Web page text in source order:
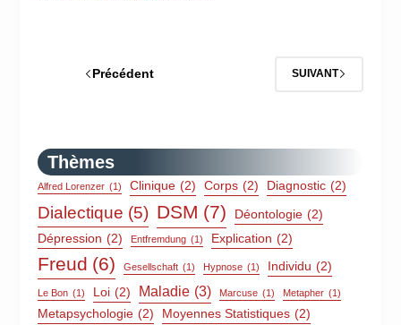
Précédent SUIVANT
Thèmes
Alfred Lorenzer (1) Clinique (2) Corps (2) Diagnostic (2)
Dialectique (5) DSM (7) Déontologie (2)
Dépression (2) Entfremdung (1) Explication (2)
Freud (6) Gesellschaft (1) Hypnose (1) Individu (2)
Le Bon (1) Loi (2) Maladie (3) Marcuse (1) Metapher (1)
Metapsychologie (2) Moyennes Statistiques (2)